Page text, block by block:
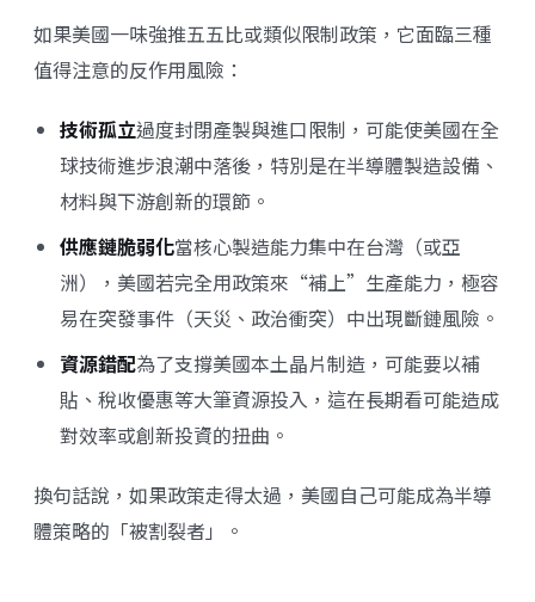
如果美國一味強推五五比或類似限制政策，它面臨三種
值得注意的反作用風險：
技術孤立過度封閉產製與進口限制，可能使美國在全
球技術進步浪潮中落後，特別是在半導體製造設備、
材料與下游創新的環節。
供應鏈脆弱化當核心製造能力集中在台灣（或亞
洲），美國若完全用政策來“補上”生產能力，極容
易在突發事件（天災、政治衝突）中出現斷鏈風險。
資源錯配為了支撐美國本土晶片制造，可能要以補
貼、稅收優惠等大筆資源投入，這在長期看可能造成
對效率或創新投資的扭曲。
換句話說，如果政策走得太過，美國自己可能成為半導
體策略的「被割裂者」。